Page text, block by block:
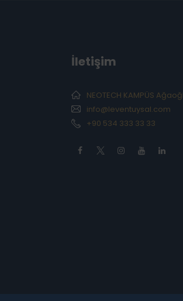
İletişim
NEOTECH KAMPÜS
info@leventuysal.com
+90 534 333 33 33